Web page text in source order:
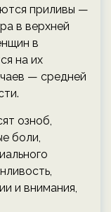
приливы —
в верхней
в
на их
— средней
озноб,
боли,
и внимания,